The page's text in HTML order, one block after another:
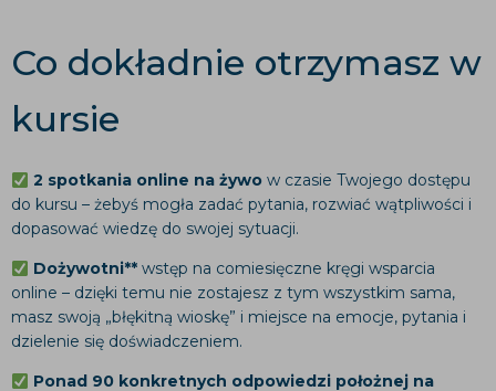
Co dokładnie otrzymasz w
kursie
2 spotkania online na żywow czasie Twojego dostępu
do kursu – żebyś mogła zadać pytania, rozwiać wątpliwości i
dopasować wiedzę do swojej sytuacji.​
Dożywotni**wstęp na comiesięczne kręgi wsparcia
online – dzięki temu nie zostajesz z tym wszystkim sama,
masz swoją „błękitną wioskę” i miejsce na emocje, pytania i
dzielenie się doświadczeniem.​
Ponad 90 konkretnych odpowiedzi położnej na